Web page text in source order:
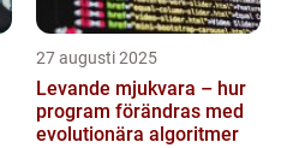
27 augusti 2025
Levande mjukvara – hur
program förändras med
evolutionära algoritmer